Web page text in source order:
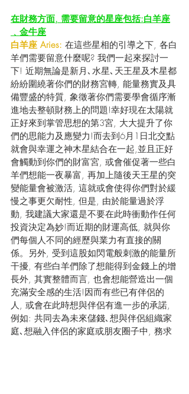
在財務方面, 需要留意的星座包括:白羊座
﹑金牛座
白羊座 Aries: 在這些星相的引導之下, 各白
羊們需要留意什麼呢? 我們一起來探討一
下! 近期無論是新月､水星､天王星及木星都
紛紛圍繞著你們的財務宮轉, 能量務實及具
備豐盛的特質, 象徵著你們需要學會循序漸
進地去整頓財務上的問題!幸好現在太陽就
正好來到掌管思想的第3宮, 大大提升了你
們的思能力及應變力!而去到6月1日北交點
就會與幸運之神木星結合在一起,並且正好
會觸動到你們的財富宮, 或會催促著一些白
羊們想能一夜暴富, 再加上隨後天王星的突
變能量會被激活, 這就或會使得你們對於緩
慢之事更欠耐性, 但是, 由於能量過於浮
動, 我建議大家還是不要在此時衝動作任何
投資決定為妙!而近期的財運高低, 就與你
們每個人不同的經歷與業力有直接的關
係。另外, 受到這股如閃電般刺激的能量所
干擾, 有些白羊們除了想能得到金錢上的增
長外, 其實整體而言, 也會想能營造出一個
充滿安全感的生活!因而有些已有伴侶的
人, 或會在此時想與伴侶有進一步的承諾,
例如: 共同去為未來儲錢､想與伴侶組織家
庭､想融入伴侶的家庭或朋友圈子中, 務求